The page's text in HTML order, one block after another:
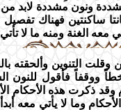
ونون مشددة لابد من
ساكنتين فهناك
معه الغنة ومنه ما لا
وقلت التنوين وألحقته
ووقفاً فأقول للنون
وقد ذكرت هذه الأحكام
وما لا يأتي معه أبدأ